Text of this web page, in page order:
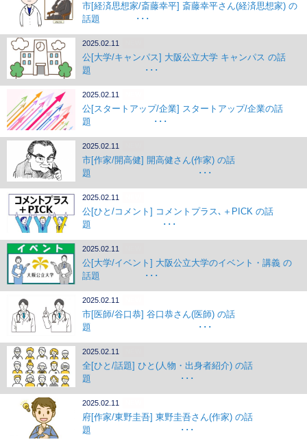
市[経済思想家/斎藤幸平] 斎藤幸平さん(経済思想家) の
話題 ･･･
2025.02.11
公[大学/キャンパス] 大阪公立大学 キャンパス の話
題 ･･･
2025.02.11
公[スタートアップ/企業] スタートアップ/企業の話
題 ･･･
2025.02.11
市[作家/開高健] 開高健さん(作家) の話
題 ･･･
2025.02.11
公[ひと/コメント] コメントプラス､＋PICK の話
題 ･･･
2025.02.11
公[大学/イベント] 大阪公立大学のイベント・講義 の
話題 ･･･
2025.02.11
市[医師/谷口恭] 谷口恭さん(医師) の話
題 ･･･
2025.02.11
全[ひと/話題] ひと(人物・出身者紹介) の話
題 ･･･
2025.02.11
府[作家/東野圭吾] 東野圭吾さん(作家) の話
題 ･･･